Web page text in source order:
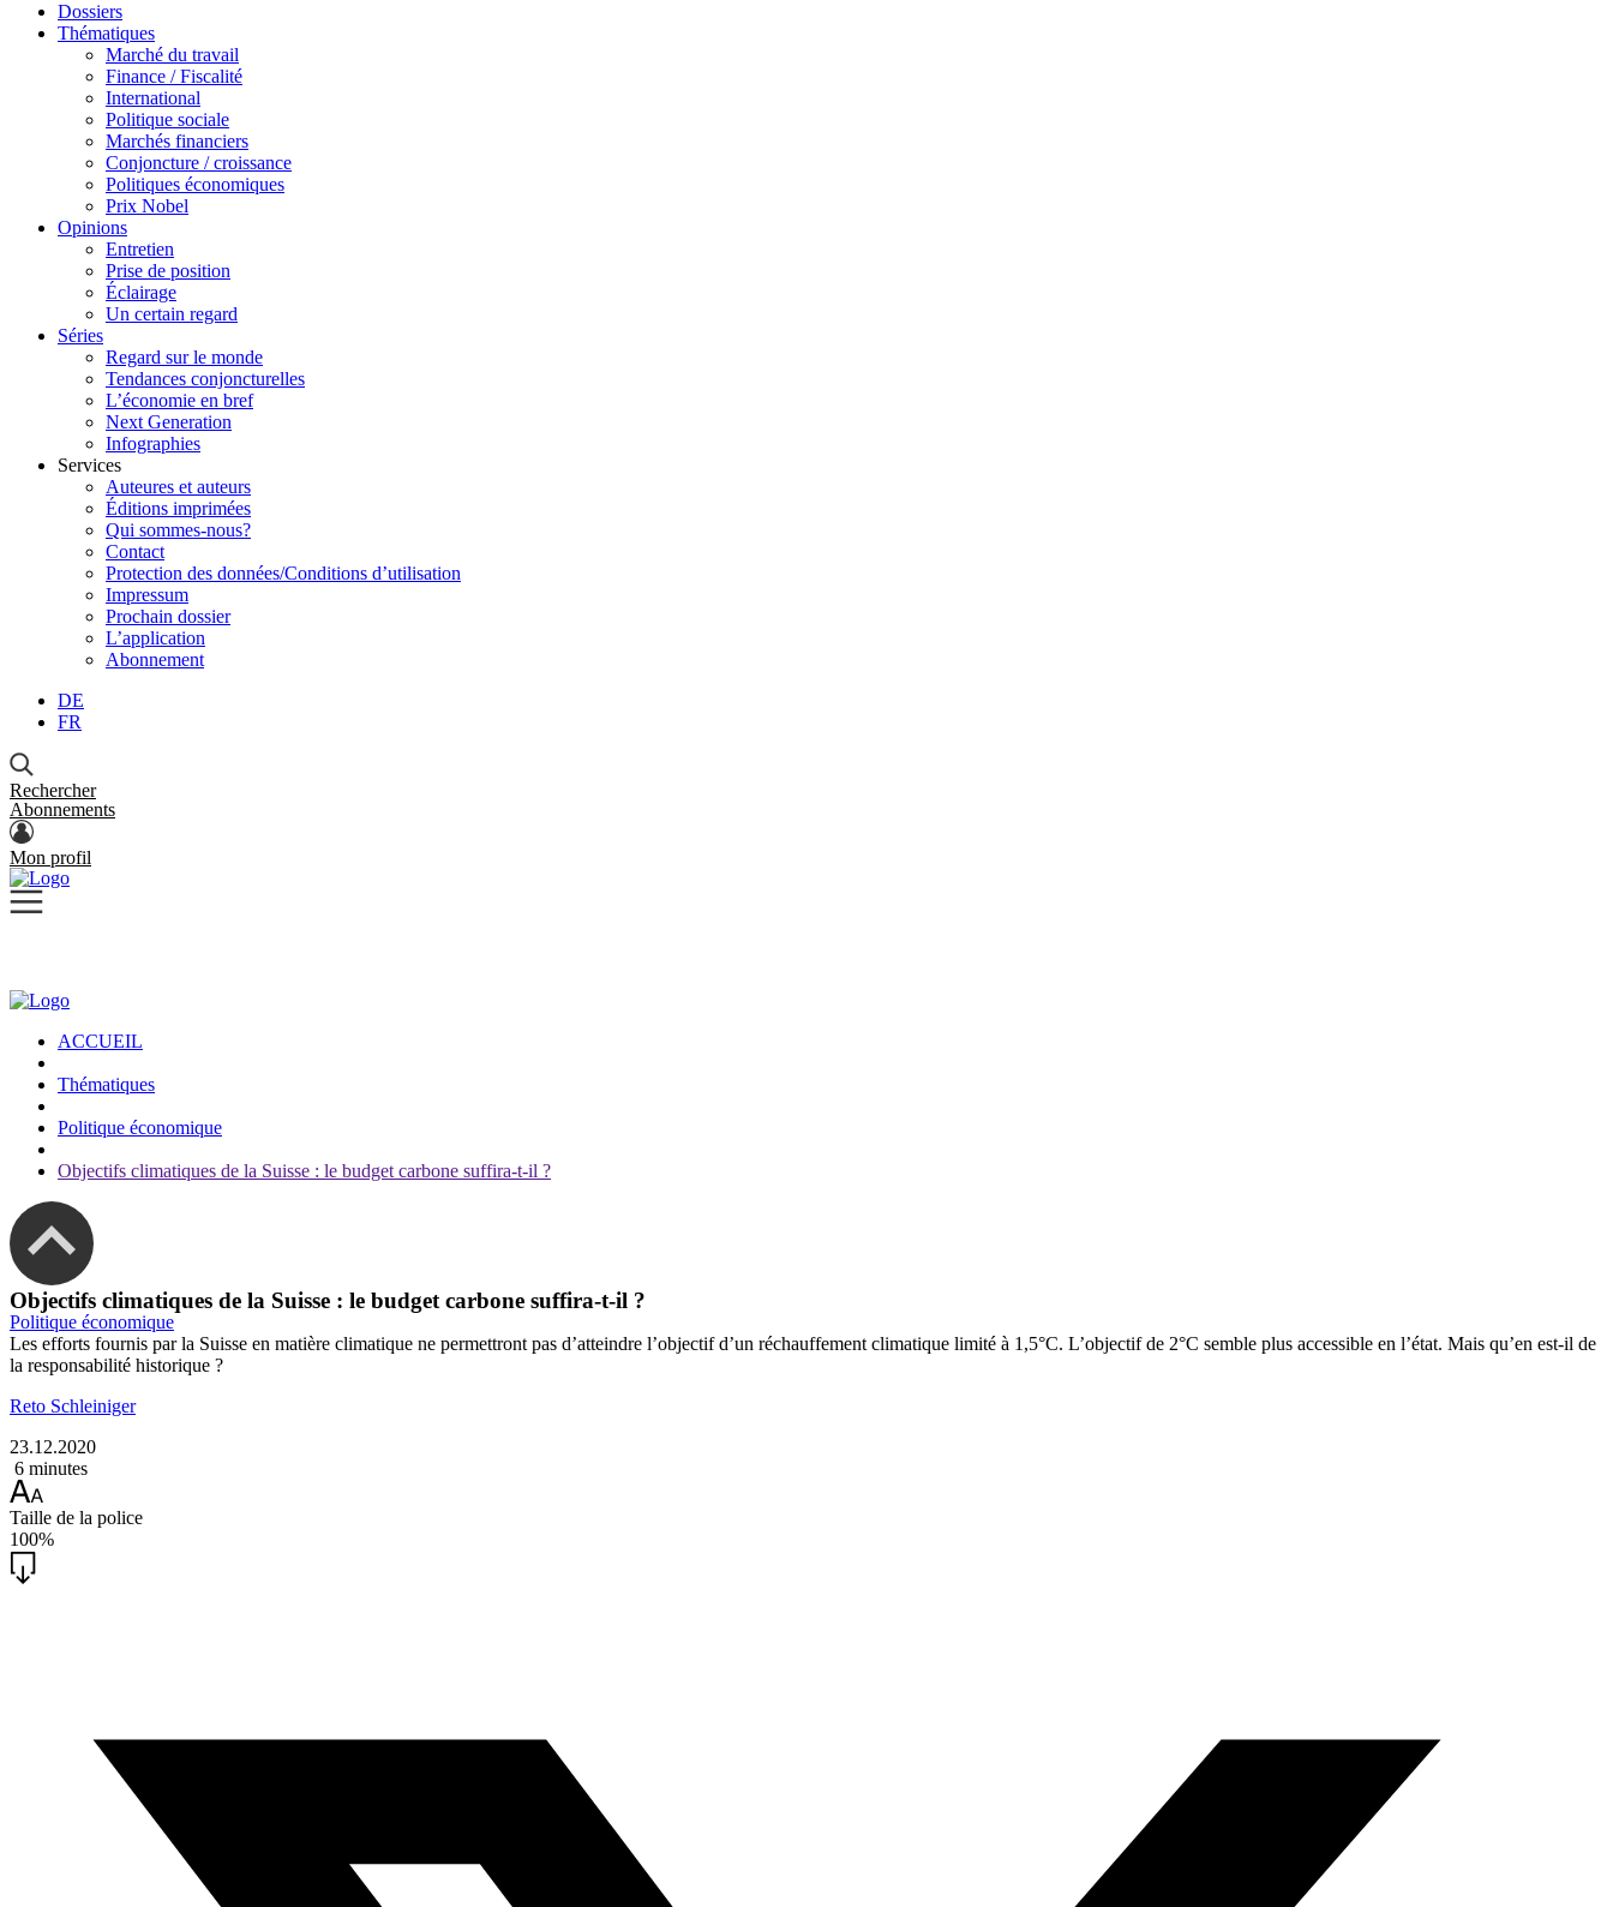
Dossiers
Thématiques
Marché du travail
Finance / Fiscalité
International
Politique sociale
Marchés financiers
Conjoncture / croissance
Politiques économiques
Prix Nobel
Opinions
Entretien
Prise de position
Éclairage
Un certain regard
Séries
Regard sur le monde
Tendances conjoncturelles
L’économie en bref
Next Generation
Infographies
Services
Auteures et auteurs
Éditions imprimées
Qui sommes-nous?
Contact
Protection des données/Conditions d’utilisation
Impressum
Prochain dossier
L’application
Abonnement
DE
FR
Rechercher
Abonnements
Mon profil
ACCUEIL
Thématiques
Politique économique
Objectifs climatiques de la Suisse : le budget carbone suffira-t-il ?
Objectifs climatiques de la Suisse : le budget carbone suffira-t-il ?
Politique économique
Les efforts fournis par la Suisse en matière climatique ne permettront pas d’atteindre l’objectif d’un réchauffement climatique limité à 1,5°C. L’objectif de 2°C semble plus accessible en l’état. Mais qu’en est-il de
la responsabilité historique ?
Reto Schleiniger
23.12.2020
6 minutes
Taille de la police
100%